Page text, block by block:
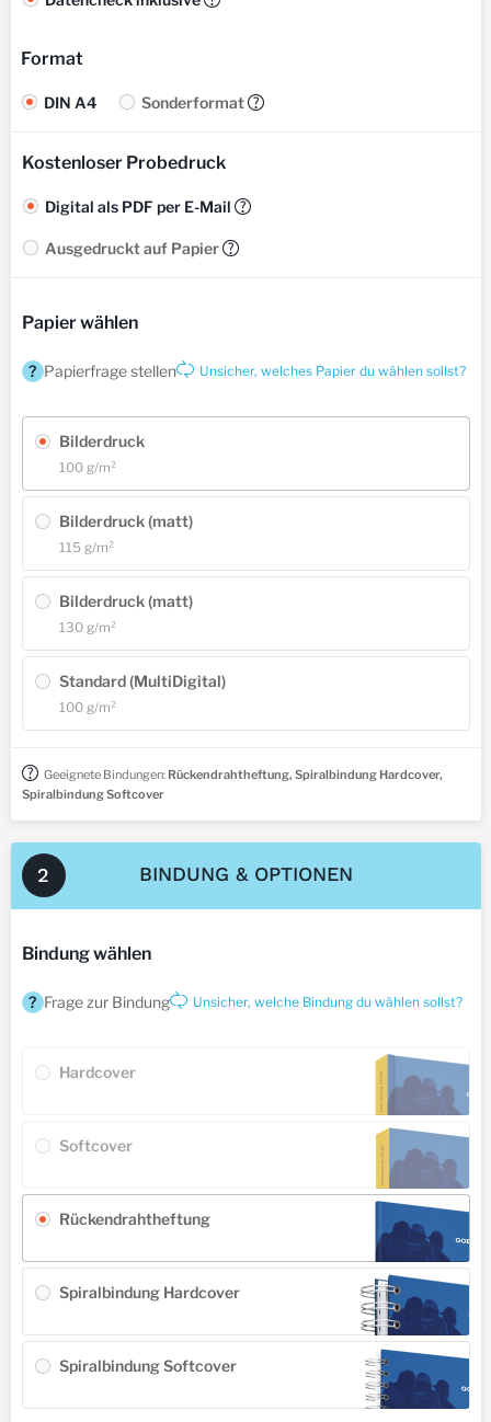
Format
DIN A4 Sonderformat
Kostenloser Probedruck
Digital als PDF per E-Mail
Ausgedruckt auf Papier
Papier wählen
? Papierfrage stellen Unsicher, welches Papier du wählen sollst?
Bilderdruck
100 g/m²
Bilderdruck (matt)
115 g/m²
Bilderdruck (matt)
130 g/m²
Standard (MultiDigital)
100 g/m²
Geeignete Bindungen: Rückendrahtheftung, Spiralbindung Hardcover,
Spiralbindung Softcover
2 BINDUNG & OPTIONEN
Bindung wählen
? Frage zur Bindung Unsicher, welche Bindung du wählen sollst?
Hardcover
Softcover
Rückendrahtheftung
Spiralbindung Hardcover
Spiralbindung Softcover